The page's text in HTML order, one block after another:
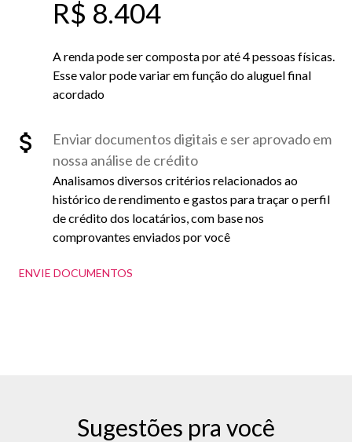
R$ 8.404
A renda pode ser composta por até 4 pessoas físicas.
Esse valor pode variar em função do aluguel final
acordado
Enviar documentos digitais e ser aprovado em
nossa análise de crédito
Analisamos diversos critérios relacionados ao
histórico de rendimento e gastos para traçar o perfil
de crédito dos locatários, com base nos
comprovantes enviados por você
ENVIE DOCUMENTOS
Sugestões pra você